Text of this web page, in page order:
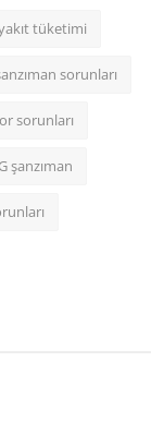
tüketimi
sorunları
sorunları
şanzıman